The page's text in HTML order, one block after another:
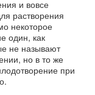
и вовсе
растворения
некоторое
один, как
не называют
но в то же
при